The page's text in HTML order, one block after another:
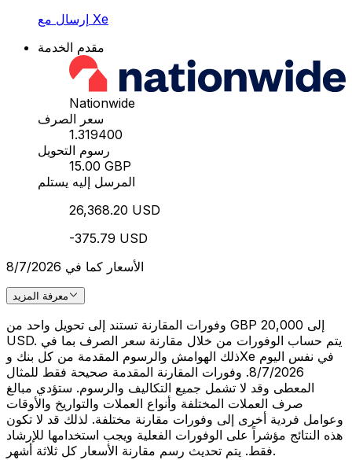
إرسال مع Xe
مقدم الخدمة
Nationwide
سعر الصرف
1.319400
رسوم التحويل
15.00 GBP
المرسل إليه يستلم
26,368.20 USD
-375.79 USD
الأسعار كما في 8/7/2026
معرفة المزيد
وفورات المقارنة تستند إلى تحويل واحد من GBP 20,000 إلى
USD. يتم حساب الوفورات من خلال مقارنة سعر الصرف بما في
ذلك الهوامش والرسوم المقدمة من كل بنك وXe في نفس اليوم
8/7/2026. وفورات المقارنة المقدمة صحيحة فقط للمثال
المعطى وقد لا تشمل جميع التكاليف والرسوم. ستؤدي مبالغ
صرف العملات المختلفة وأنواع العملات والتواريخ والأوقات
وعوامل فردية أخرى إلى وفورات مقارنة مختلفة. لذلك قد لا تكون
هذه النتائج مؤشراً على الوفورات الفعلية ويجب استخدامها للإرشاد
فقط. يتم تحديث رسم مقارنة الأسعار كل ثلاثة أشهر.